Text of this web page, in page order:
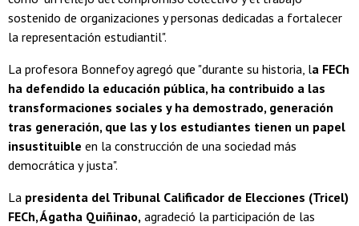
sostenido de organizaciones y personas dedicadas a fortalecer
la representación estudiantil".
La profesora Bonnefoy agregó que "durante su historia, la FECh
ha defendido la educación pública, ha contribuido a las
transformaciones sociales y ha demostrado, generación
tras generación, que las y los estudiantes tienen un papel
insustituible en la construcción de una sociedad más
democrática y justa".
La presidenta del Tribunal Calificador de Elecciones (Tricel)
FECh, Ágatha Quiñinao, agradeció la participación de las